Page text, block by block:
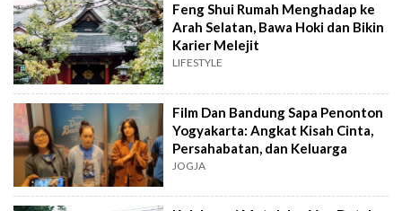
Feng Shui Rumah Menghadap ke
Arah Selatan, Bawa Hoki dan Bikin
Karier Melejit
LIFESTYLE
Film Dan Bandung Sapa Penonton
Yogyakarta: Angkat Kisah Cinta,
Persahabatan, dan Keluarga
JOGJA